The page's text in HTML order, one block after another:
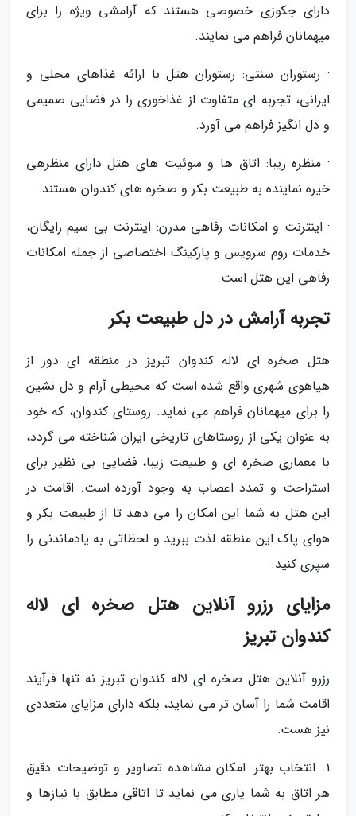
دارای جکوزی خصوصی هستند که آرامشی ویژه را برای
میهمانان فراهم می نمایند.
· رستوران سنتی: رستوران هتل با ارائه غذاهای محلی و
ایرانی، تجربه ای متفاوت از غذاخوری را در فضایی صمیمی
و دل انگیز فراهم می آورد.
· منظره زیبا: اتاق ها و سوئیت های هتل دارای منظرهی
خیره نماینده به طبیعت بکر و صخره های کندوان هستند.
· اینترنت و امکانات رفاهی مدرن: اینترنت بی سیم رایگان،
خدمات روم سرویس و پارکینگ اختصاصی از جمله امکانات
رفاهی این هتل است.
تجربه آرامش در دل طبیعت بکر
هتل صخره ای لاله کندوان تبریز در منطقه ای دور از
هیاهوی شهری واقع شده است که محیطی آرام و دل نشین
را برای میهمانان فراهم می نماید. روستای کندوان، که خود
به عنوان یکی از روستاهای تاریخی ایران شناخته می گردد،
با معماری صخره ای و طبیعت زیبا، فضایی بی نظیر برای
استراحت و تمدد اعصاب به وجود آورده است. اقامت در
این هتل به شما این امکان را می دهد تا از طبیعت بکر و
هوای پاک این منطقه لذت ببرید و لحظاتی به یادماندنی را
سپری کنید.
مزایای رزرو آنلاین هتل صخره ای لاله
کندوان تبریز
رزرو آنلاین هتل صخره ای لاله کندوان تبریز نه تنها فرآیند
اقامت شما را آسان تر می نماید، بلکه دارای مزایای متعددی
نیز هست:
1. انتخاب بهتر: امکان مشاهده تصاویر و توضیحات دقیق
هر اتاق به شما یاری می نماید تا اتاقی مطابق با نیازها و